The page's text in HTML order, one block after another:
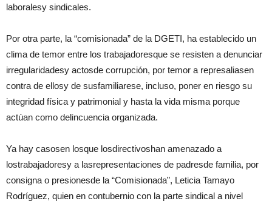
laboralesy sindicales.
Por otra parte, la “comisionada” de la DGETI, ha establecido un
clima de temor entre los trabajadoresque se resisten a denunciar
irregularidadesy actosde corrupción, por temor a represaliasen
contra de ellosy de susfamiliarese, incluso, poner en riesgo su
integridad física y patrimonial y hasta la vida misma porque
actúan como delincuencia organizada.
Ya hay casosen losque losdirectivoshan amenazado a
lostrabajadoresy a lasrepresentaciones de padresde familia, por
consigna o presionesde la “Comisionada”, Leticia Tamayo
Rodríguez, quien en contubernio con la parte sindical a nivel